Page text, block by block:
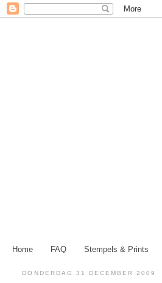
Home FAQ Stempels & Prints
DONDERDAG 31 DECEMBER 2009